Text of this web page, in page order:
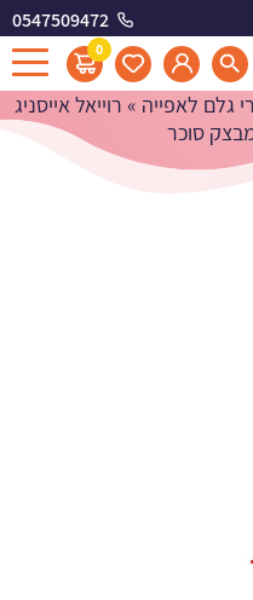
0547509472
0
סוכר
גלם לאפייה » רוייאל אייסניג
סוכר